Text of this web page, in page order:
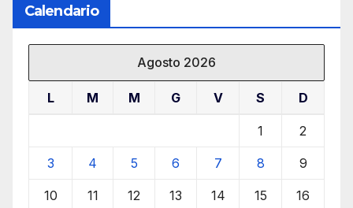
Calendario
Agosto 2026
L M M G V S D
1 2
3 4 5 6 7 8 9
10 11 12 13 14 15 16